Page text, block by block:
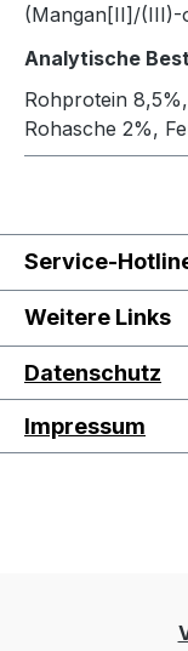
(Mangan[II]/(III)-
Analytische
Rohprotein
Rohasche 2%,
Service-
Weitere Links
Datenschutz
Impressum